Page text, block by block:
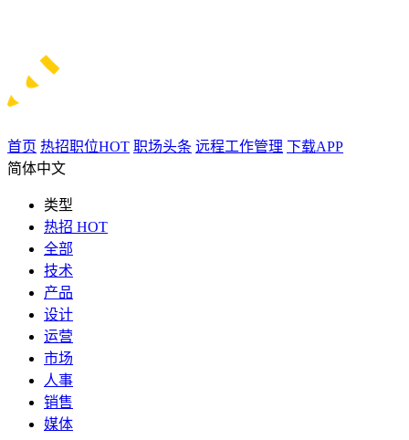
首页 热招职位HOT 职场头条 远程工作管理 下载APP
简体中文
类型
热招 HOT
全部
技术
产品
设计
运营
市场
人事
销售
媒体